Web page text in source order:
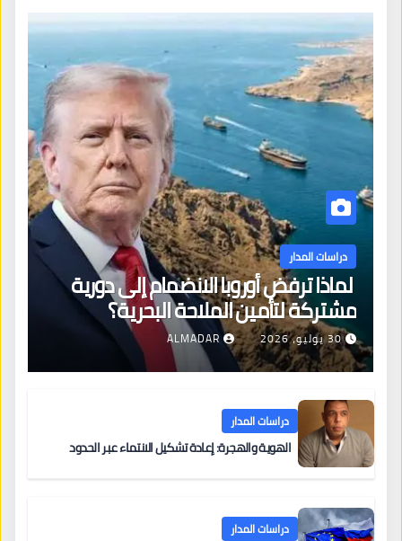
دراسات المدار
لماذا ترفض أوروبا الانضمام إلى دورية
مشتركة لتأمين الملاحة البحرية؟
30 يوليو، 2026 ALMADAR
دراسات المدار
الهوية والهجرة: إعادة تشكيل الانتماء عبر الحدود
دراسات المدار